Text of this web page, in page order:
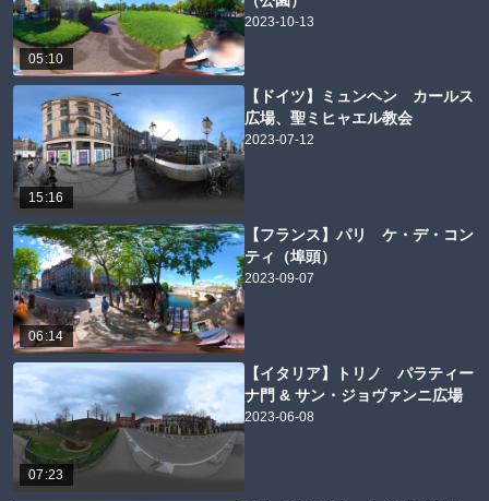
05:10
2023-10-13
15:16
【ドイツ】ミュンヘン カールス
広場、聖ミヒャエル教会
2023-07-12
06:14
【フランス】パリ ケ・デ・コン
ティ（埠頭）
2023-09-07
07:23
【イタリア】トリノ パラティー
ナ門 & サン・ジョヴァンニ広場
2023-06-08